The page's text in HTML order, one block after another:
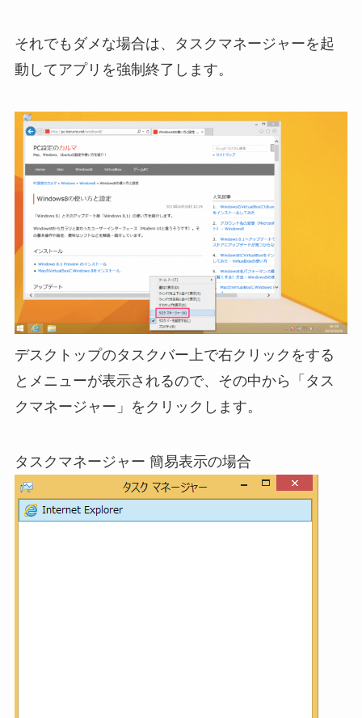
それでもダメな場合は、タスクマネージャーを起
動してアプリを強制終了します。
デスクトップのタスクバー上で右クリックをする
とメニューが表示されるので、その中から「タス
クマネージャー」をクリックします。
タスクマネージャー 簡易表示の場合